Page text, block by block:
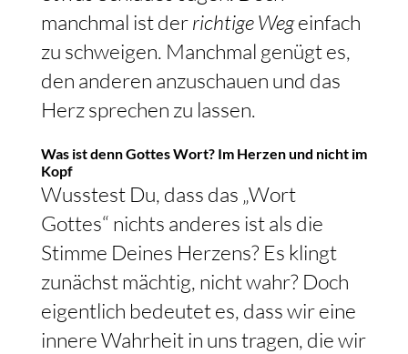
manchmal ist derrichtige Wegeinfach
zu schweigen. Manchmal genügt es,
den anderen anzuschauen und das
Herz sprechen zu lassen.
Was ist denn Gottes Wort? Im Herzen und nicht im
Kopf
Wusstest Du, dass das „Wort
Gottes“ nichts anderes ist als die
Stimme Deines Herzens? Es klingt
zunächst mächtig, nicht wahr? Doch
eigentlich bedeutet es, dass wir eine
innere Wahrheit in uns tragen, die wir